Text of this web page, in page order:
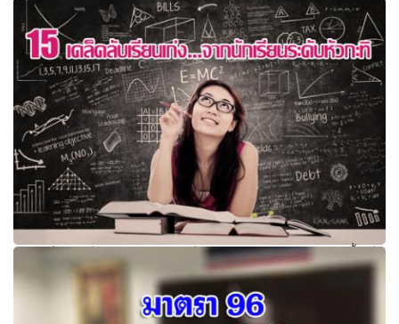
15 เคล็ดลับเรียนเก่ง...จากนักเรียนระดับหัวกะทิ เขาเหล่านั้นมี
เคล็ดลับและเทคนิคอย่างไร